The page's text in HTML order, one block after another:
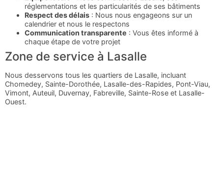
réglementations et les particularités de ses bâtiments
Respect des délais : Nous nous engageons sur un
calendrier et nous le respectons
Communication transparente : Vous êtes informé à
chaque étape de votre projet
Zone de service à Lasalle
Nous desservons tous les quartiers de Lasalle, incluant
Chomedey, Sainte-Dorothée, Lasalle-des-Rapides, Pont-Viau,
Vimont, Auteuil, Duvernay, Fabreville, Sainte-Rose et Lasalle-
Ouest.